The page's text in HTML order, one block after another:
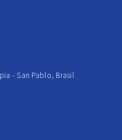
- San Pablo, Brasil